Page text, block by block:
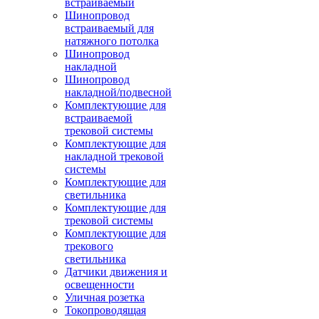
встраиваемый
Шинопровод
встраиваемый для
натяжного потолка
Шинопровод
накладной
Шинопровод
накладной/подвесной
Комплектующие для
встраиваемой
трековой системы
Комплектующие для
накладной трековой
системы
Комплектующие для
светильника
Комплектующие для
трековой системы
Комплектующие для
трекового
светильника
Датчики движения и
освещенности
Уличная розетка
Токопроводящая